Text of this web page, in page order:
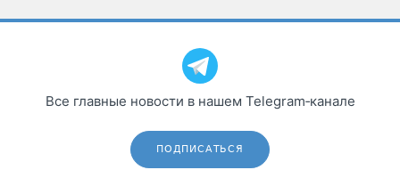
Все главные новости в нашем Telegram‑канале
ПОДПИСАТЬСЯ